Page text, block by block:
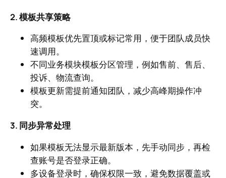
2. 模板共享策略
高频模板优先置顶或标记常用，便于团队成员快
速调用。
不同业务模块模板分区管理，例如售前、售后、
投诉、物流查询。
模板更新需提前通知团队，减少高峰期操作冲
突。
3. 同步异常处理
如果模板无法显示最新版本，先手动同步，再检
查账号是否登录正确。
多设备登录时，确保权限一致，避免数据覆盖或